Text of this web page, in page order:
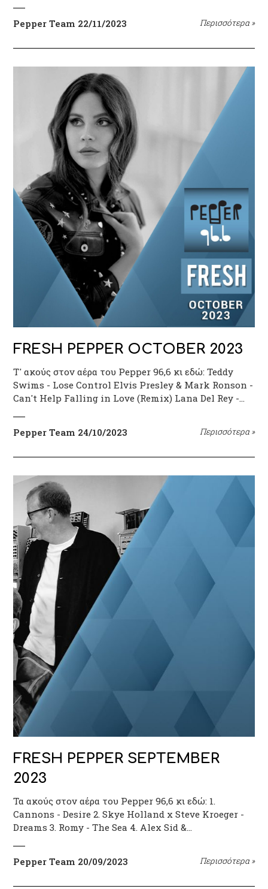
Pepper Team 22/11/2023 Περισσότερα »
FRESH PEPPER OCTOBER 2023
Τ' ακούς στον αέρα του Pepper 96,6 κι εδώ: Teddy
Swims - Lose Control Elvis Presley & Mark Ronson -
Can't Help Falling in Love (Remix) Lana Del Rey -…
Pepper Team 24/10/2023 Περισσότερα »
FRESH PEPPER SEPTEMBER
2023
Τα ακούς στον αέρα του Pepper 96,6 κι εδώ: 1.
Cannons - Desire 2. Skye Holland x Steve Kroeger -
Dreams 3. Romy - The Sea 4. Alex Sid &…
Pepper Team 20/09/2023 Περισσότερα »